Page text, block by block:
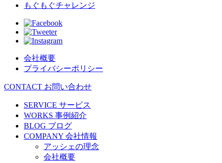
もぐもぐチャレンジ
会社概要
プライバシーポリシー
CONTACT お問い合わせ
SERVICE サービス
WORKS 事例紹介
BLOG ブログ
COMPANY 会社情報
アッシェの理念
会社概要